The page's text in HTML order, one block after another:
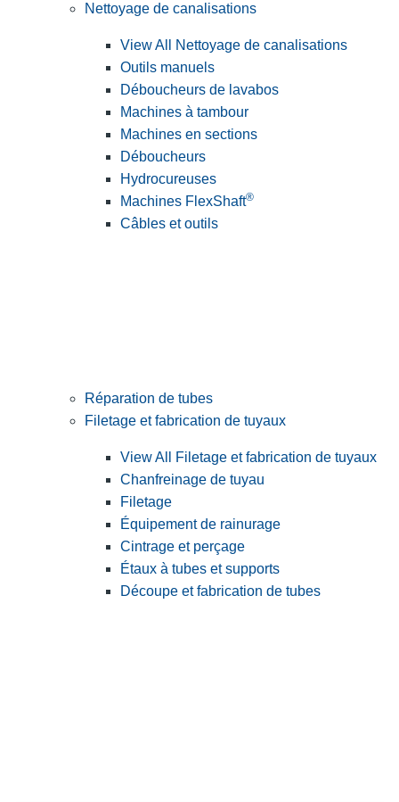
Nettoyage de canalisations
View All Nettoyage de canalisations
Outils manuels
Déboucheurs de lavabos
Machines à tambour
Machines en sections
Déboucheurs
Hydrocureuses
Machines FlexShaft®
Câbles et outils
Réparation de tubes
Filetage et fabrication de tuyaux
View All Filetage et fabrication de tuyaux
Chanfreinage de tuyau
Filetage
Équipement de rainurage
Cintrage et perçage
Étaux à tubes et supports
Découpe et fabrication de tubes